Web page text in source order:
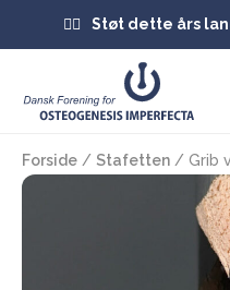
Støt dette års
Forside / Stafetten / Grib